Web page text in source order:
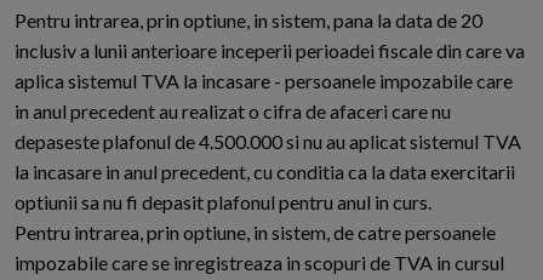
Pentru intrarea, prin optiune, in sistem, pana la data de 20
inclusiv a lunii anterioare inceperii perioadei fiscale din care va
aplica sistemul TVA la incasare - persoanele impozabile care
in anul precedent au realizat o cifra de afaceri care nu
depaseste plafonul de 4.500.000 si nu au aplicat sistemul TVA
la incasare in anul precedent, cu conditia ca la data exercitarii
optiunii sa nu fi depasit plafonul pentru anul in curs.
Pentru intrarea, prin optiune, in sistem, de catre persoanele
impozabile care se inregistreaza in scopuri de TVA in cursul